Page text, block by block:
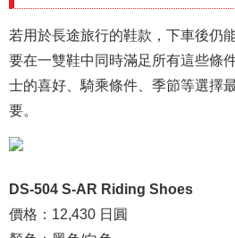
若用於長途旅行的鞋款，下車後仍
要在一雙鞋中同時滿足所有這些條
士的喜好、騎乘條件、季節等選擇
要。
DS-504 S-AR Riding Shoes
價格：12,430 日圓